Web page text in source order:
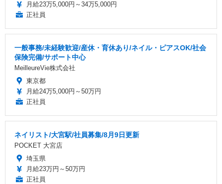
月給23万5,000円～34万5,000円
正社員
一般事務/未経験歓迎/産休・育休あり/ネイル・ピアスOK/社会
保険完備/サポート中心
MeilleureVie株式会社
東京都
月給24万5,000円～50万円
正社員
ネイリスト/大宮駅/社員募集/8月9日更新
POCKET 大宮店
埼玉県
月給23万円～50万円
正社員